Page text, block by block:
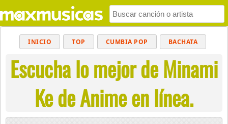
INICIO TOP CUMBIA POP BACHATA
MUSICA CRISTIANA REGGAETON
BALADAS ALTERNATIVO ELECTRÓNICA
CUMBIAS
Escucha lo mejor de Minami
Ke de Anime en línea.